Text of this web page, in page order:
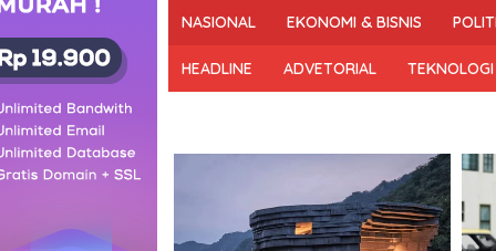
Tegas
Bermartabat
NASIONAL EKONOMI & BISNIS
HEADLINE ADVETORIAL TEKNOLOGI